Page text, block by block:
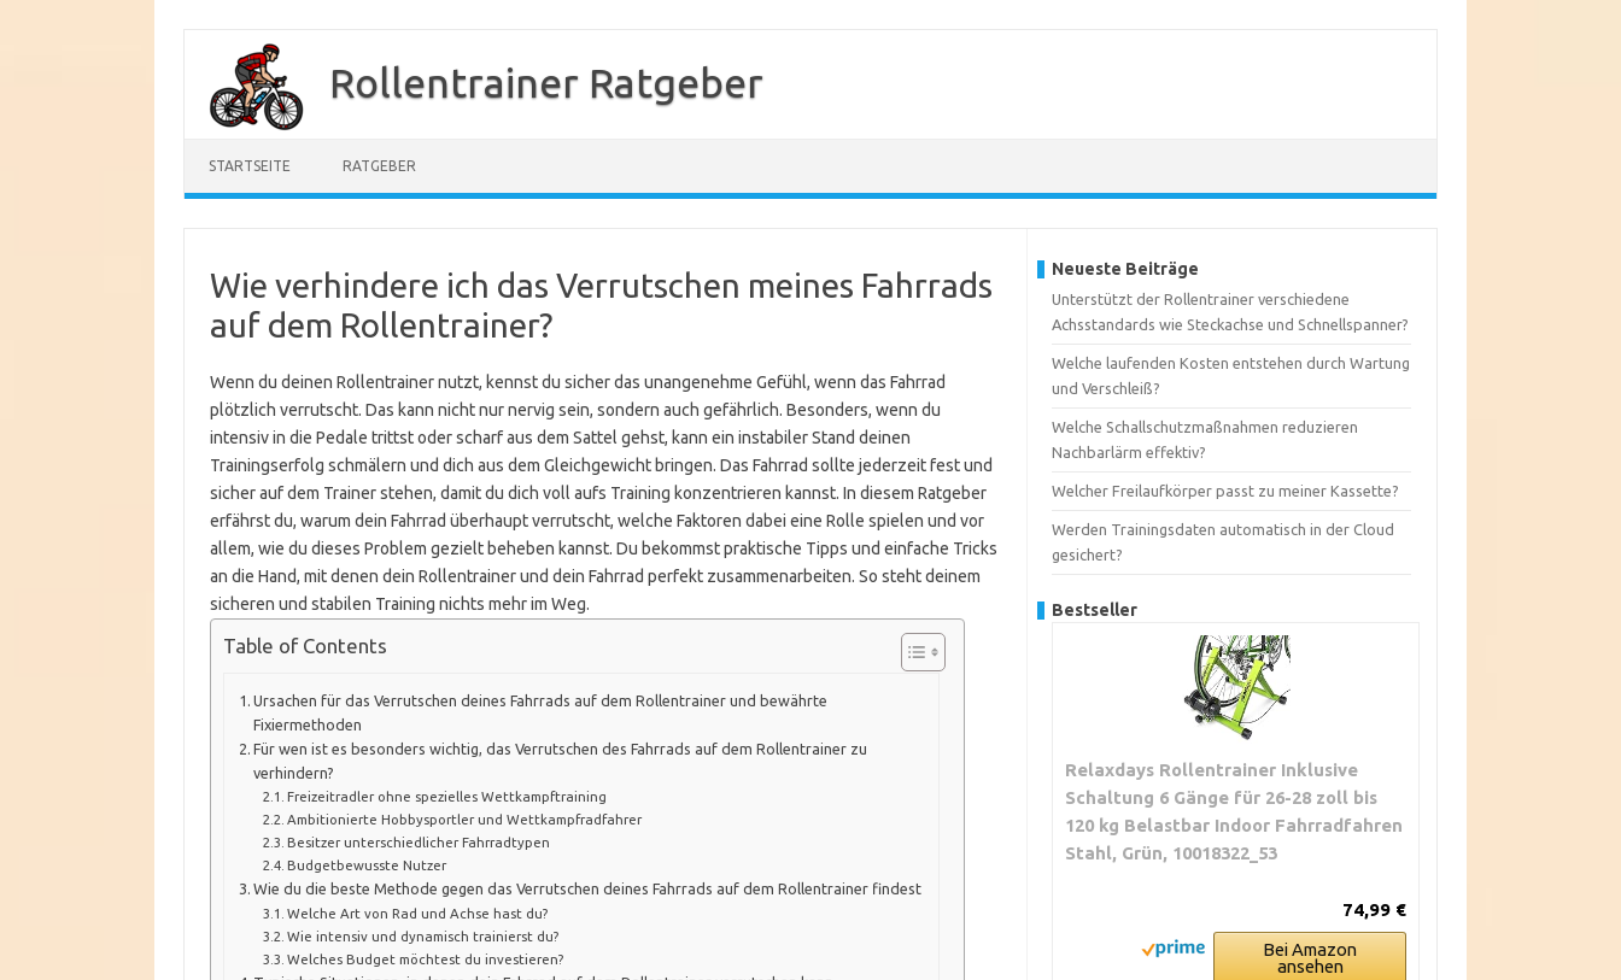
springen
Rollentrainer Ratgeber
STARTSEITE RATGEBER
Wie verhindere ich das Verrutschen meines Fahrrads
auf dem Rollentrainer?
Wenn du deinen Rollentrainer nutzt, kennst du sicher das unangenehme Gefühl, wenn das Fahrrad
plötzlich verrutscht. Das kann nicht nur nervig sein, sondern auch gefährlich. Besonders, wenn du
intensiv in die Pedale trittst oder scharf aus dem Sattel gehst, kann ein instabiler Stand deinen
Trainingserfolg schmälern und dich aus dem Gleichgewicht bringen. Das Fahrrad sollte jederzeit fest und
sicher auf dem Trainer stehen, damit du dich voll aufs Training konzentrieren kannst. In diesem Ratgeber
erfährst du, warum dein Fahrrad überhaupt verrutscht, welche Faktoren dabei eine Rolle spielen und vor
allem, wie du dieses Problem gezielt beheben kannst. Du bekommst praktische Tipps und einfache Tricks
an die Hand, mit denen dein Rollentrainer und dein Fahrrad perfekt zusammenarbeiten. So steht deinem
sicheren und stabilen Training nichts mehr im Weg.
Table of Contents
Ursachen für das Verrutschen deines Fahrrads auf dem Rollentrainer und bewährte
Fixiermethoden
Für wen ist es besonders wichtig, das Verrutschen des Fahrrads auf dem Rollentrainer zu
verhindern?
Freizeitradler ohne spezielles Wettkampftraining
Ambitionierte Hobbysportler und Wettkampfradfahrer
Besitzer unterschiedlicher Fahrradtypen
Budgetbewusste Nutzer
Wie du die beste Methode gegen das Verrutschen deines Fahrrads auf dem Rollentrainer findest
Welche Art von Rad und Achse hast du?
Wie intensiv und dynamisch trainierst du?
Welches Budget möchtest du investieren?
Neueste Beiträge
Unterstützt der Rollentrainer verschiedene
Achsstandards wie Steckachse und Schnellspanner?
Welche laufenden Kosten entstehen durch Wartung
und Verschleiß?
Welche Schallschutzmaßnahmen reduzieren
Nachbarlärm effektiv?
Welcher Freilaufkörper passt zu meiner Kassette?
Werden Trainingsdaten automatisch in der Cloud
gesichert?
Bestseller
Relaxdays Rollentrainer Inklusive
Schaltung 6 Gänge für 26-28 zoll bis
120 kg Belastbar Indoor Fahrradfahren
Stahl, Grün, 10018322_53
74,99 €
Bei Amazon
ansehen